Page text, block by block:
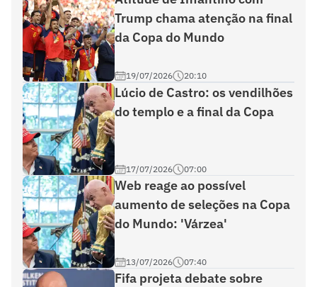
Trump chama atenção na final
da Copa do Mundo
19/07/2026 20:10
Lúcio de Castro: os vendilhões
do templo e a final da Copa
17/07/2026 07:00
Web reage ao possível
aumento de seleções na Copa
do Mundo: 'Várzea'
13/07/2026 07:40
Fifa projeta debate sobre